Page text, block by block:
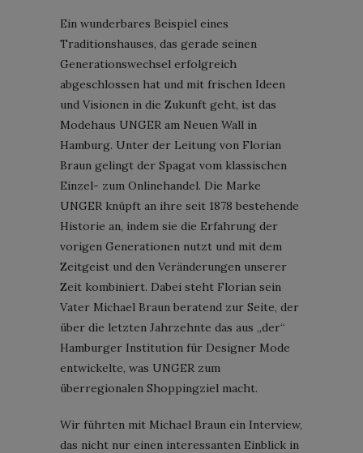
Ein wunderbares Beispiel eines
Traditionshauses, das gerade seinen
Generationswechsel erfolgreich
abgeschlossen hat und mit frischen Ideen
und Visionen in die Zukunft geht, ist das
Modehaus UNGER am Neuen Wall in
Hamburg. Unter der Leitung von Florian
Braun gelingt der Spagat vom klassischen
Einzel- zum Onlinehandel. Die Marke
UNGER knüpft an ihre seit 1878 bestehende
Historie an, indem sie die Erfahrung der
vorigen Generationen nutzt und mit dem
Zeitgeist und den Veränderungen unserer
Zeit kombiniert. Dabei steht Florian sein
Vater Michael Braun beratend zur Seite, der
über die letzten Jahrzehnte das aus „der“
Hamburger Institution für Designer Mode
entwickelte, was UNGER zum
überregionalen Shoppingziel macht.
Wir führten mit Michael Braun ein Interview,
das nicht nur einen interessanten Einblick in